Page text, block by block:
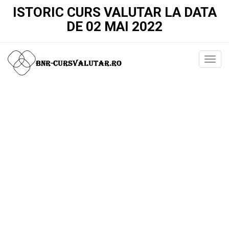
ISTORIC CURS VALUTAR LA DATA
DE 02 MAI 2022